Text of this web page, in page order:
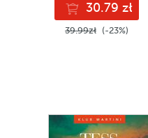
30.79 zł
39.99zł (-23%)